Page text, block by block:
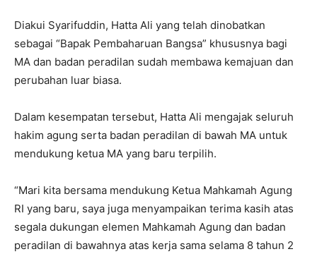
Diakui Syarifuddin, Hatta Ali yang telah dinobatkan
sebagai “Bapak Pembaharuan Bangsa” khususnya bagi
MA dan badan peradilan sudah membawa kemajuan dan
perubahan luar biasa.
Dalam kesempatan tersebut, Hatta Ali mengajak seluruh
hakim agung serta badan peradilan di bawah MA untuk
mendukung ketua MA yang baru terpilih.
“Mari kita bersama mendukung Ketua Mahkamah Agung
RI yang baru, saya juga menyampaikan terima kasih atas
segala dukungan elemen Mahkamah Agung dan badan
peradilan di bawahnya atas kerja sama selama 8 tahun 2